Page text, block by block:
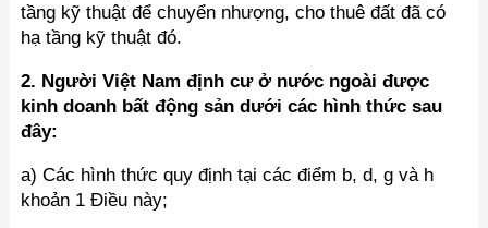
tầng kỹ thuật để chuyển nhượng, cho thuê đất đã có
hạ tầng kỹ thuật đó.
2. Người Việt Nam định cư ở nước ngoài được
kinh doanh bất động sản dưới các hình thức sau
đây:
a) Các hình thức quy định tại các điểm b, d, g và h
khoản 1 Điều này;